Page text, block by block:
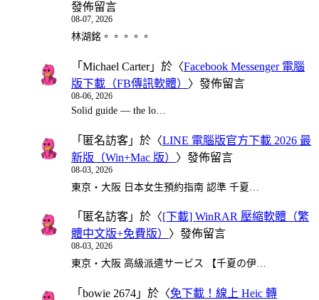
發佈留言
08-07, 2026
林湖銘。。。。。
「 Michael Carter」於〈Facebook Messenger 電腦
版下載（FB傳訊軟體） 〉發佈留言
08-06, 2026
Solid guide — the lo…
「 匿名訪客 」於〈LINE 電腦版官方下載 2026 最
新版（Win+Mac 版） 〉發佈留言
08-03, 2026
東京・大阪 日本女生預約指南 認準 千夏…
「 匿名訪客 」於〈[下載] WinRAR 壓縮軟體（繁
體中文版+免費版） 〉發佈留言
08-03, 2026
東京・大阪 高級派遣サービス 【千夏の伊…
「 bowie 2674 」於〈免下載！線上 Heic 轉